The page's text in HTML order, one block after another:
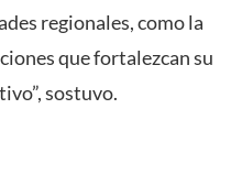
regionales, como la
que fortalezcan su
sostuvo.